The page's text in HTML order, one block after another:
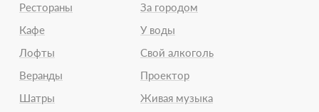
Рестораны
Кафе
Лофты
Веранды
Шатры
За городом
У воды
Свой алкоголь
Проектор
Живая музыка